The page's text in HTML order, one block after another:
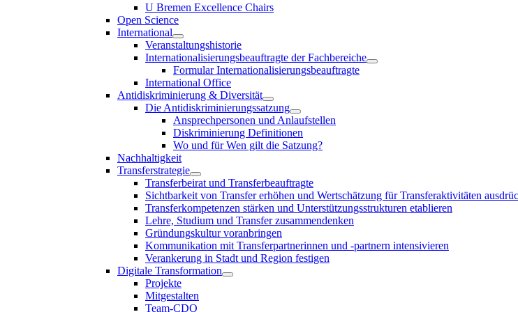
U Bremen Excellence Chairs
Open Science
International
Veranstaltungshistorie
Internationalisierungsbeauftragte der Fachbereiche
Formular Internationalisierungsbeauftragte
International Office
Antidiskriminierung & Diversität
Die Antidiskriminierungssatzung
Ansprechpersonen und Anlaufstellen
Diskriminierung Definitionen
Wo und für Wen gilt die Satzung?
Nachhaltigkeit
Transferstrategie
Transferbeirat und Transferbeauftragte
Sichtbarkeit von Transfer erhöhen und Wertschätzung für Transferaktivitäten
Transferkompetenzen stärken und Unterstützungsstrukturen etablieren
Lehre, Studium und Transfer zusammendenken
Gründungskultur voranbringen
Kommunikation mit Transferpartnerinnen und -partnern intensivieren
Verankerung in Stadt und Region festigen
Digitale Transformation
Projekte
Mitgestalten
Team-CDO